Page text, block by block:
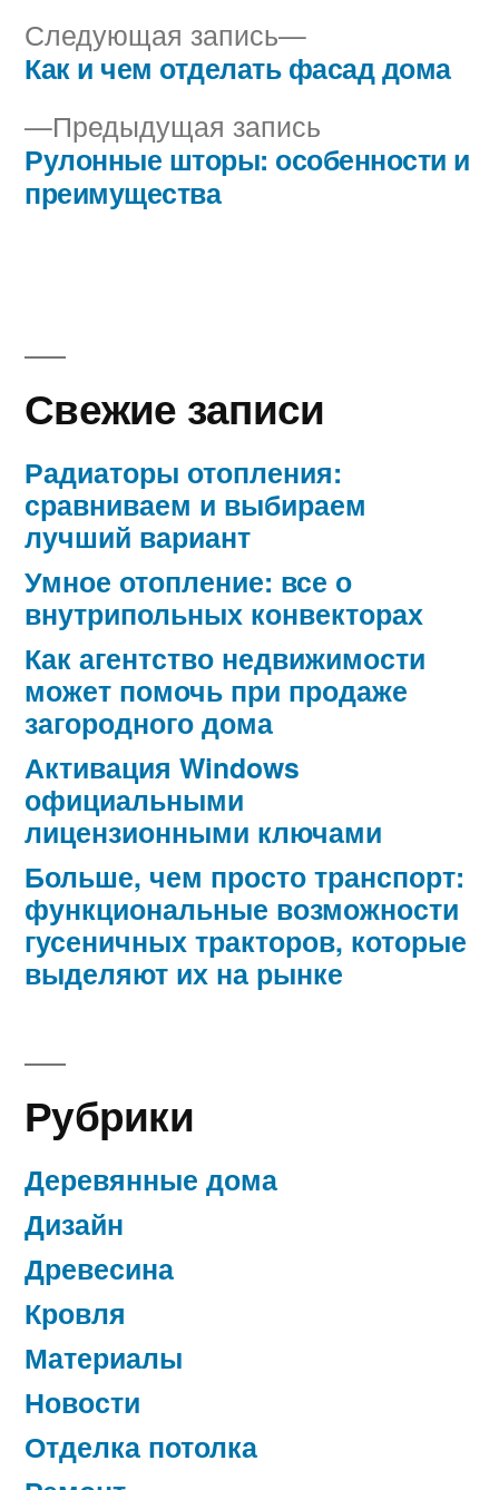
Навигация
по
записям
Предыдущая запись
запись:
Рулонные шторы: особенности и
преимущества
Следующая запись
Следующая
запись:
Как и чем отделать фасад дома
Свежие записи
Радиаторы отопления:
сравниваем и выбираем
лучший вариант
Умное отопление: все о
внутрипольных конвекторах
Как агентство недвижимости
может помочь при продаже
загородного дома
Активация Windows
официальными
лицензионными ключами
Больше, чем просто транспорт:
функциональные возможности
гусеничных тракторов, которые
выделяют их на рынке
Рубрики
Деревянные дома
Дизайн
Древесина
Кровля
Материалы
Новости
Отделка потолка